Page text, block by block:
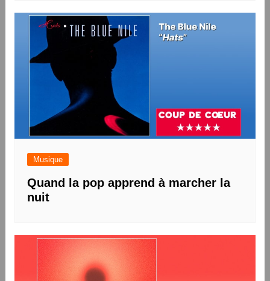
Musique
Quand la pop apprend à marcher la
nuit